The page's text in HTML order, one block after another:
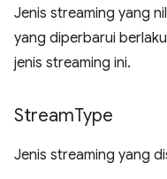
Jenis streaming yang
yang diperbarui
jenis streaming ini.
StreamType
Jenis streaming yang